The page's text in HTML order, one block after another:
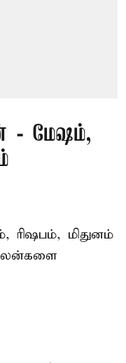
- மேஷம்,
மிதுனம்
பலன்களை